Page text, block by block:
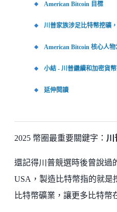
American Bitcoin 目標
川普家族涉足比特幣挖礦
American Bitcoin 核心人物
小結 - 川普繼續和加密貨
延伸閱讀
2025 幣圈最重要關鍵字： 川
還記得川普競選時後曾說過
USA，製造比特幣指的就是
比特幣礦業，讓更多比特幣